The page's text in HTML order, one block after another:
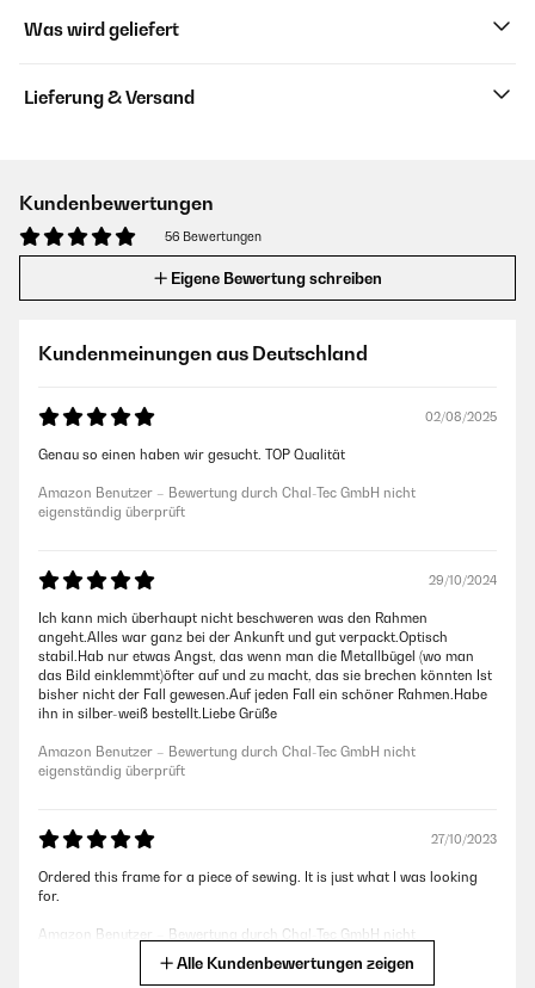
Was wird geliefert
Lieferung & Versand
Kundenbewertungen
56 Bewertungen
Eigene Bewertung schreiben
Kundenmeinungen aus Deutschland
02/08/2025
Genau so einen haben wir gesucht. TOP Qualität
Amazon Benutzer – Bewertung durch Chal-Tec GmbH nicht
eigenständig überprüft
29/10/2024
Ich kann mich überhaupt nicht beschweren was den Rahmen
angeht.Alles war ganz bei der Ankunft und gut verpackt.Optisch
stabil.Hab nur etwas Angst, das wenn man die Metallbügel (wo man
das Bild einklemmt)öfter auf und zu macht, das sie brechen könnten Ist
bisher nicht der Fall gewesen.Auf jeden Fall ein schöner Rahmen.Habe
ihn in silber-weiß bestellt.Liebe Grüße
Amazon Benutzer – Bewertung durch Chal-Tec GmbH nicht
eigenständig überprüft
27/10/2023
Ordered this frame for a piece of sewing. It is just what I was looking
for.
Amazon Benutzer – Bewertung durch Chal-Tec GmbH nicht
eigenständig überprüftAlle Kundenbewertungen zeigen